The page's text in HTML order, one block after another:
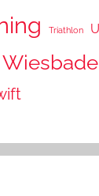
Triathlon